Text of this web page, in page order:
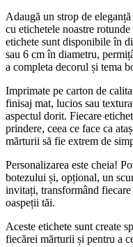
Adaugă un strop de
cu etichetele noastre
etichete sunt disponibile în
sau 6 cm în diametru,
a completa decorul și tema
Imprimate pe carton de
finisaj mat, lucios sau
aspectul dorit. Fiecare
prindere, ceea ce face ca
mărturii să fie extrem de
Personalizarea este cheia!
botezului și, opțional, un
invitați, transformând
oaspeții tăi.
Aceste etichete sunt create
fiecărei mărturii și pentru a